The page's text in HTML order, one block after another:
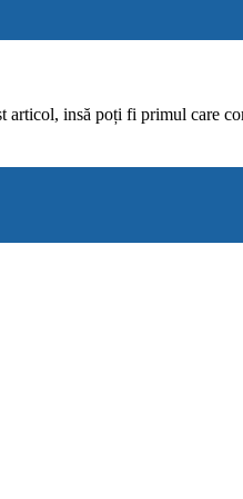
articol, insă poți fi primul care